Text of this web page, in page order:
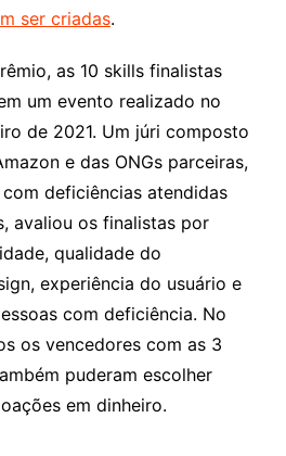
ser criadas.
as 10 skills finalistas
um evento realizado no
de 2021. Um júri composto
e das ONGs parceiras,
deficiências atendidas
avaliou os finalistas por
qualidade do
experiência do usuário e
com deficiência. No
os vencedores com as 3
puderam escolher
em dinheiro.